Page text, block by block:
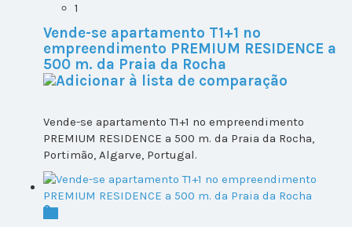
1
Vende-se apartamento T1+1 no
empreendimento PREMIUM RESIDENCE a
500 m. da Praia da Rocha
Vende-se apartamento T1+1 no empreendimento
PREMIUM RESIDENCE a 500 m. da Praia da Rocha,
Portimão, Algarve, Portugal.